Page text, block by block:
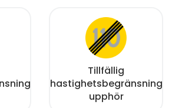
Tillfällig
hastighetsbegränsning
upphör